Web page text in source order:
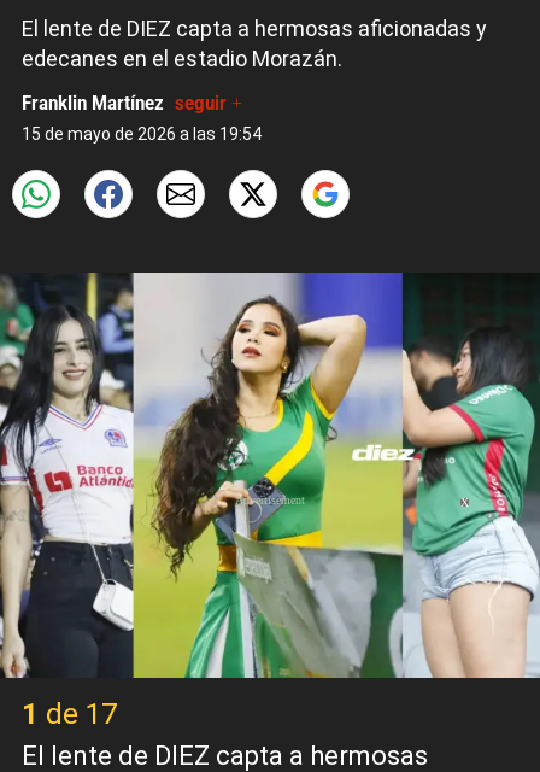
El lente de DIEZ capta a hermosas aficionadas y
edecanes en el estadio Morazán.
Franklin Martínez seguir +
15 de mayo de 2026 a las 19:54
1 de 17
El lente de DIEZ capta a hermosas
X